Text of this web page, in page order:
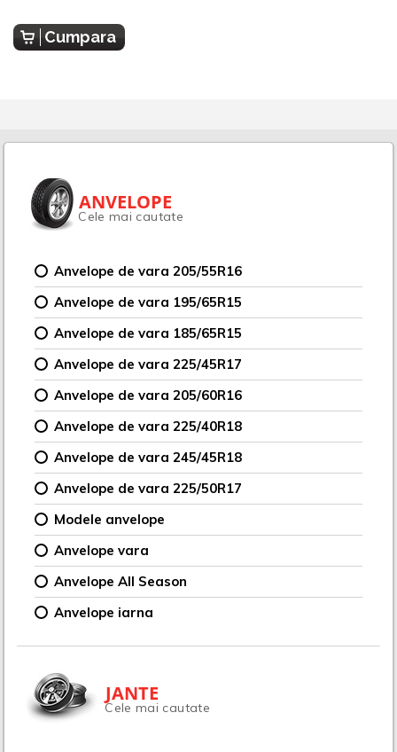
Cumpara
ANVELOPE
Cele mai cautate
Anvelope de vara 205/55R16
Anvelope de vara 195/65R15
Anvelope de vara 185/65R15
Anvelope de vara 225/45R17
Anvelope de vara 205/60R16
Anvelope de vara 225/40R18
Anvelope de vara 245/45R18
Anvelope de vara 225/50R17
Modele anvelope
Anvelope vara
Anvelope All Season
Anvelope iarna
JANTE
Cele mai cautate